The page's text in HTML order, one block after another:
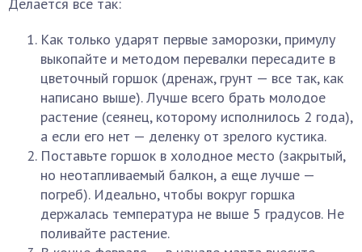
Как только ударят первые заморозки, примулу
выкопайте и методом перевалки пересадите в
цветочный горшок (дренаж, грунт — все так, как
написано выше). Лучше всего брать молодое
растение (сеянец, которому исполнилось 2 года),
а если его нет — деленку от зрелого кустика.
Поставьте горшок в холодное место (закрытый,
но неотапливаемый балкон, а еще лучше —
погреб). Идеально, чтобы вокруг горшка
держалась температура не выше 5 градусов. Не
поливайте растение.